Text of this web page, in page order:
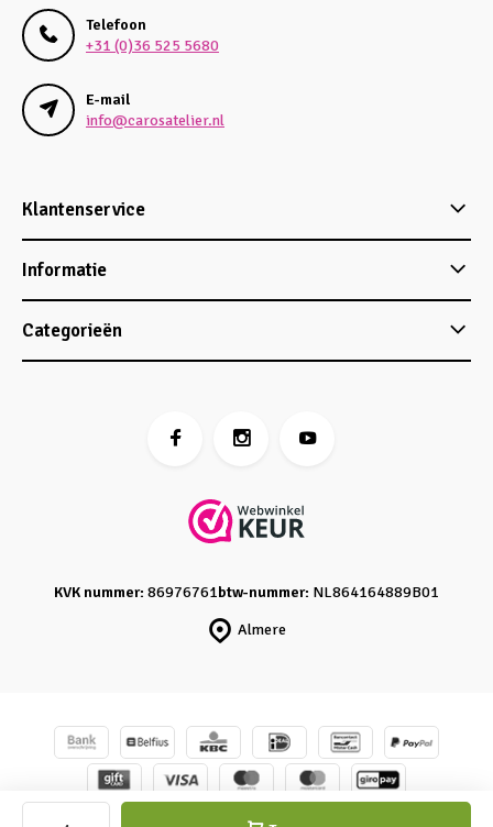
Telefoon
+31 (0)36 525 5680
E-mail
info@carosatelier.nl
Klantenservice
Informatie
Categorieën
Almere
KVK nummer: 86976761btw-nummer: NL864164889B01
© Caro's Atelier